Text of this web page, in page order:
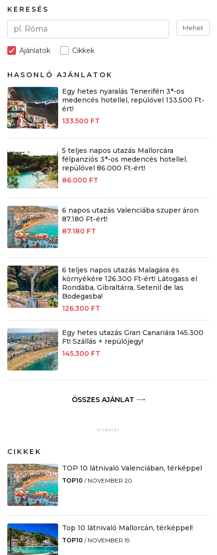
KERESÉS
Mehet
Ajánlatok Cikkek
HASONLÓ AJÁNLATOK
Egy hetes nyaralás Tenerifén 3*-os
medencés hotellel, repülővel 133.500 Ft-
ért!
133.500 FT
5 teljes napos utazás Mallorcára
félpanziós 3*-os medencés hotellel,
repülővel 86.000 Ft-ért!
86.000 FT
6 napos utazás Valenciába szuper áron
87.180 Ft-ért!
87.180 FT
6 teljes napos utazás Malagára és
környékére 126.300 Ft-ért! Látogass el
Rondába, Gibraltárra, Setenil de las
Bodegasba!
126.300 FT
Egy hetes utazás Gran Canariára 145.300
Ft! Szállás + repülőjegy!
145.300 FT
ÖSSZES AJÁNLAT
CIKKEK
TOP 10 látnivaló Valenciában, térképpel
TOP10 / NOVEMBER 20.
Top 10 látnivaló Mallorcán, térképpel!
TOP10 / NOVEMBER 19.